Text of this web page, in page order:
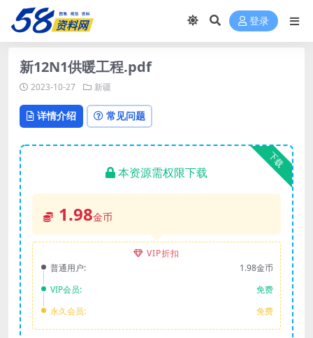
登录
新12N1供暖工程.pdf
2023-10-27 新疆
详情介绍 常见问题
下载
本资源需权限下载
1.98金币
VIP折扣
普通用户:
1.98金币
VIP会员:
免费
永久会员:
免费